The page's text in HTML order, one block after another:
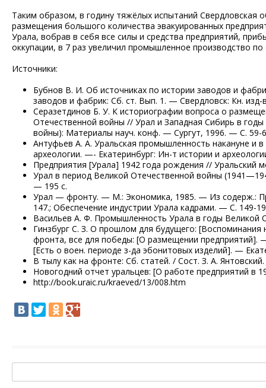
Таким образом, в годину тяжёлых испытаний Свердловская
размещения большого количества эвакуированных
Урала, вобрав в себя все силы и средства предприятий,
оккупации, в 7 раз увеличил промышленное производство
Источники:
Бубнов В. И. Об источниках по истории заводов и
заводов и фабрик: Сб. ст. Вып. 1. — Свердловск: Кн.
Серазетдинов Б. У. К историографии вопроса о
Отечественной войны // Урал и Западная Сибирь в
войны): Материалы науч. конф. — Сургут, 1996. — С. 59-
Антуфьев А. А. Уральская промышленность накануне
археологии. —- Екатеринбург: Ин-т истории и
Предприятия [Урала] 1942 года рождения // Уральский
Урал в период Великой Отечественной войны
— 195 с.
Урал — фронту. — М.: Экономика, 1985. — Из содерж.:
147.; Обеспечение индустрии Урала кадрами. — С. 149-
Васильев А. Ф. Промышленность Урала в годы
Гинзбург С. З. О прошлом для будущего:
фронта, все для победы: [О размещении предприятий].
[Есть о воен. периоде з-да эбонитовых изделий]. —
В тылу как на фронте: Сб. статей. / Сост. З. А.
Новогодний отчет уральцев: [О работе предприятий в
http://book.uraic.ru/kraeved/13/008.htm